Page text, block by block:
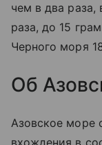
чем в два
раза, до 15
Черного моря
Об
Азовское море